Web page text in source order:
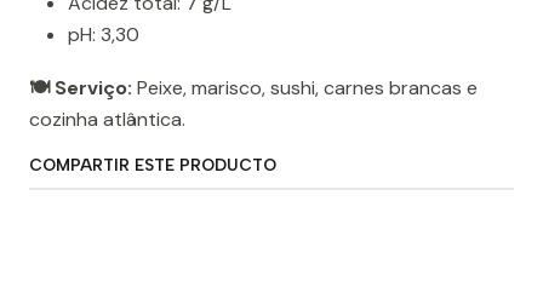
pH: 3,30
🍽️ Serviço: Peixe, marisco, sushi, carnes brancas e
cozinha atlântica.
COMPARTIR ESTE PRODUCTO